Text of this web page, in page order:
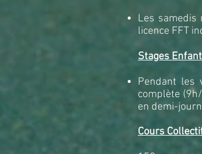
Les
licence FFT
Stages
Pendant les
complète
en demi-
Cours